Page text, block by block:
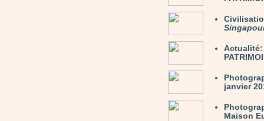
Actualité:
janvier
Maison